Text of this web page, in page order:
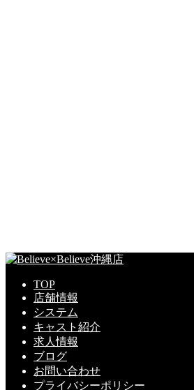
TOP
店舗情報
システム
キャスト紹介
求人情報
ブログ
お問い合わせ
プライバシーポリシー